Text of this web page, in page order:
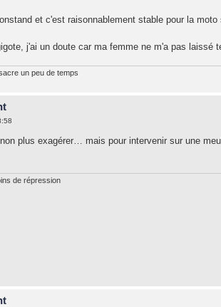
et c'est raisonnablement stable pour la moto
j'ai un doute car ma femme ne m'a pas laissé
un peu de temps
plus exagérer… mais pour intervenir sur une
de répression